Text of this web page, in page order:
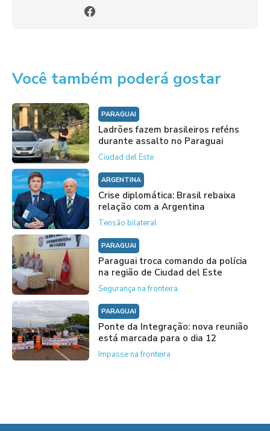
Você também poderá gostar
PARAGUAI
Ladrões fazem brasileiros reféns
durante assalto no Paraguai
Ciudad del Este
ARGENTINA
Crise diplomática: Brasil rebaixa
relação com a Argentina
Tensão bilateral
PARAGUAI
Paraguai troca comando da polícia
na região de Ciudad del Este
Segurança na fronteira
PARAGUAI
Ponte da Integração: nova reunião
está marcada para o dia 12
Impasse na fronteira